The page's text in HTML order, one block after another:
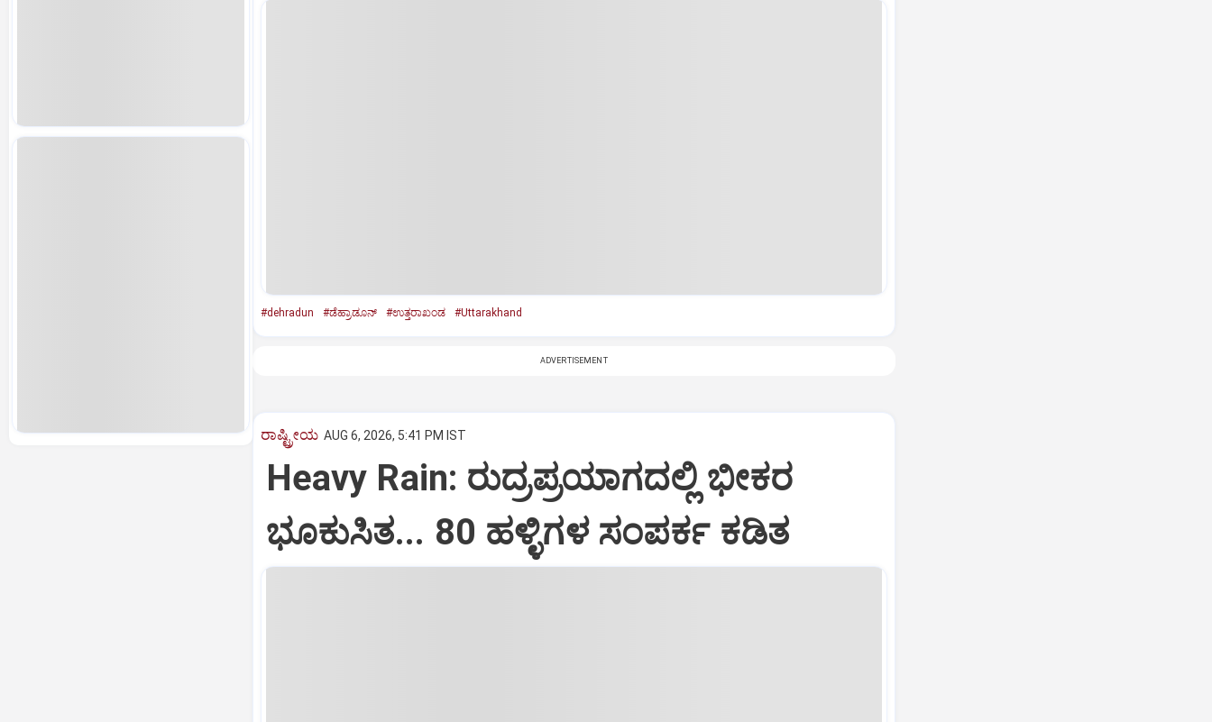
#dehradun #ಡೆಹ್ರಾಡೂನ್‌ #ಉತ್ತರಾಖಂಡ #Uttarakhand
ADVERTISEMENT
ರಾಷ್ಟ್ರೀಯ AUG 6, 2026, 5:41 PM IST
Heavy Rain: ರುದ್ರಪ್ರಯಾಗದಲ್ಲಿ ಭೀಕರ
ಭೂಕುಸಿತ... 80 ಹಳ್ಳಿಗಳ ಸಂಪರ್ಕ ಕಡಿತ